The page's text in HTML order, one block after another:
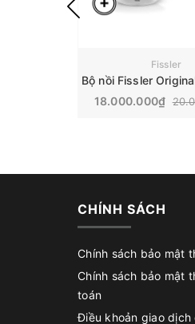
Fissler
18.000.000₫
CHÍNH SÁCH
Chính sách bảo mật
Chính sách bảo mật
toán
Điều khoản giao dịch